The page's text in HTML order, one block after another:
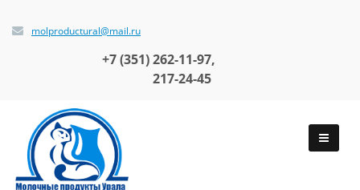
molproductural@mail.ru
+7 (351)262-11-97,
217-24-45